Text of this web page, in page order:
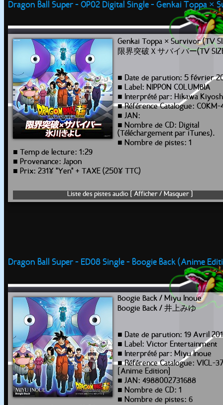
Dragon Ball Super - OP02 Digital Single - Genkai Toppa ×
Genkai Toppa × Survivor (TV
限界突破Ｘサバイバー(TV
■ Date de parution: 5 février
■ Label: NIPPON COLUMBIA
■ Interprété par: Hikawa
■ Référence Catalogue: COKM-
■ JAN:
■ Nombre de CD: Digital
(Téléchargement par iTunes).
■ Nombre de pistes: 1
■ Temp de lecture: 1:29
■ Provenance: Japon
■ Prix: 231¥ "Yen" + TAXE (250¥ TTC)
Liste des pistes audio [ Afficher / Masquer ]
Dragon Ball Super - ED08 Single - Boogie Back (Anime
Boogie Back / Miyu Inoue
Boogie Back / 井上みゆ
■ Date de parution: 19 Avril
■ Label: Victor Entertainment
■ Interprété par: Miyu Inoue
■ Référence Catalogue: VICL-
[Anime Edition]
■ JAN: 4988002731688
■ Nombre de CD: 1
■ Nombre de pistes: 6